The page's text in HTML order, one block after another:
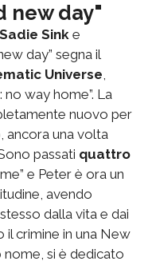
new day"
Sadie Sink e
day” segna il
Universe,
no way home”. La
nuovo per
ancora una volta
passati quattro
e Peter è ora un
avendo
dalla vita e dai
il crimine in una New
nome, si è dedicato